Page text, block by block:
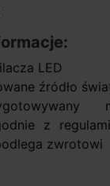
LED
źródło
z
zwrotowi